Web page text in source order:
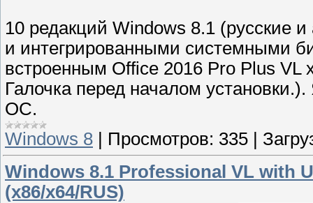
10 редакций Windows 8.1 (русские
и интегрированными системными
встроенным Office 2016 Pro Plus VL
Галочка перед началом
ОС.
Windows 8 | Просмотров: 335 |
Windows 8.1 Professional VL with
(x86/x64/RUS)